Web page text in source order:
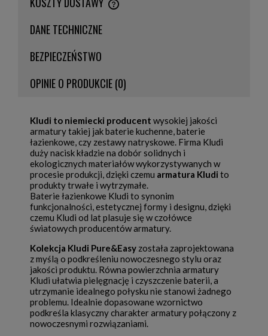
CENA NIE ZAWIERA EWENTUALNYCH KOSZTÓW PŁATNOŚCI
DANE TECHNICZNE
BEZPIECZEŃSTWO
OPINIE O PRODUKCIE (0)
Kludi to niemiecki producent wysokiej jakości
armatury takiej jak baterie kuchenne, baterie
łazienkowe, czy zestawy natryskowe. Firma Kludi
duży nacisk kładzie na dobór solidnych i
ekologicznych materiałów wykorzystywanych w
procesie produkcji, dzięki czemu armatura Kludi to
produkty trwałe i wytrzymałe.
Baterie łazienkowe Kludi to synonim
funkcjonalności, estetycznej formy i designu, dzięki
czemu Kludi od lat plasuje się w czołówce
światowych producentów armatury.
Kolekcja Kludi Pure&Easy została zaprojektowana
z myślą o podkreśleniu nowoczesnego stylu oraz
jakości produktu. Równa powierzchnia armatury
Kludi ułatwia pielęgnację i czyszczenie baterii, a
utrzymanie idealnego połysku nie stanowi żadnego
problemu. Idealnie dopasowane wzornictwo
podkreśla klasyczny charakter armatury połączony z
nowoczesnymi rozwiązaniami.